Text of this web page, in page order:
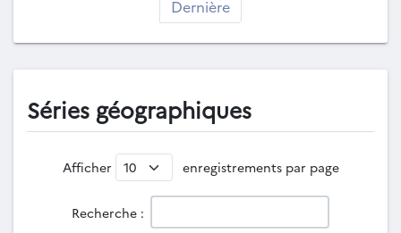
Dernière
Séries géographiques
Afficher enregistrements par page
Recherche :